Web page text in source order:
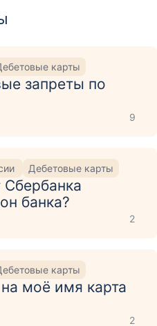
карты
запреты по
9
Дебетовые карты
Сбербанка
банка?
2
карты
моё имя карта
2